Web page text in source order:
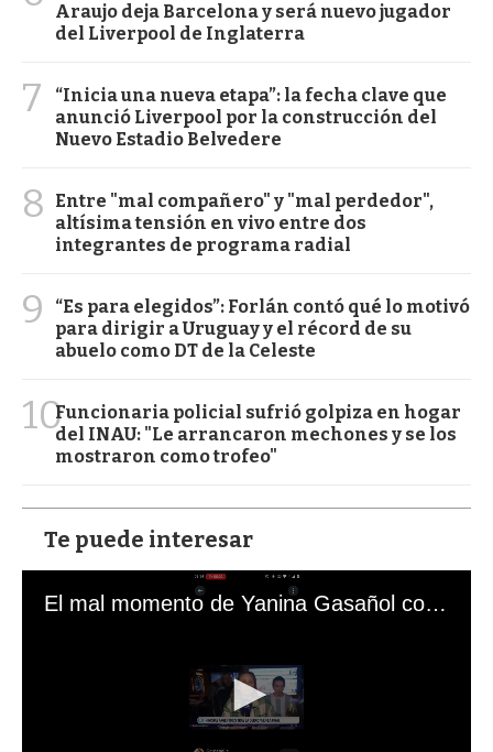
Araujo deja Barcelona y será nuevo jugador
del Liverpool de Inglaterra
7
“Inicia una nueva etapa”: la fecha clave que
anunció Liverpool por la construcción del
Nuevo Estadio Belvedere
8
Entre "mal compañero" y "mal perdedor",
altísima tensión en vivo entre dos
integrantes de programa radial
9
“Es para elegidos”: Forlán contó qué lo motivó
para dirigir a Uruguay y el récord de su
abuelo como DT de la Celeste
10Funcionaria policial sufrió golpiza en hogar
del INAU: "Le arrancaron mechones y se los
mostraron como trofeo"
Te puede interesar
El mal momento de Yanina Gasañol con un hincha argentino en "Subrayado"